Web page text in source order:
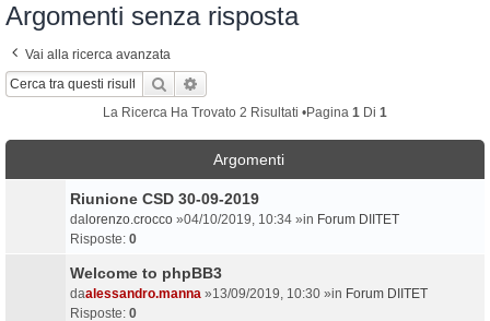
Argomenti senza risposta
Vai alla ricerca avanzata
Cerca
La Ricerca Ha Trovato 2 Risultati •Pagina 1 Di 1
Argomenti
Riunione CSD 30-09-2019
da lorenzo.crocco »04/10/2019, 10:34 »in Forum DIITET
Risposte: 0
Welcome to phpBB3
daalessandro.manna »13/09/2019, 10:30 »in Forum DIITET
Risposte: 0